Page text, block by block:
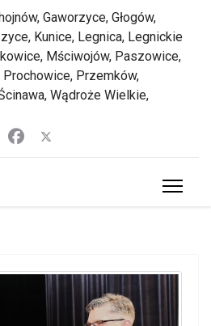
Gaworzyce, Głogów,
Kunice, Legnica, Legnickie
Mściwojów, Paszowice,
Przemków,
Wądroże Wielkie,